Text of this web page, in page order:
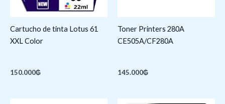
Cartucho de tinta Lotus 61
XXL Color
150.000₲
Toner Printers 280A
CE505A/CF280A
145.000₲